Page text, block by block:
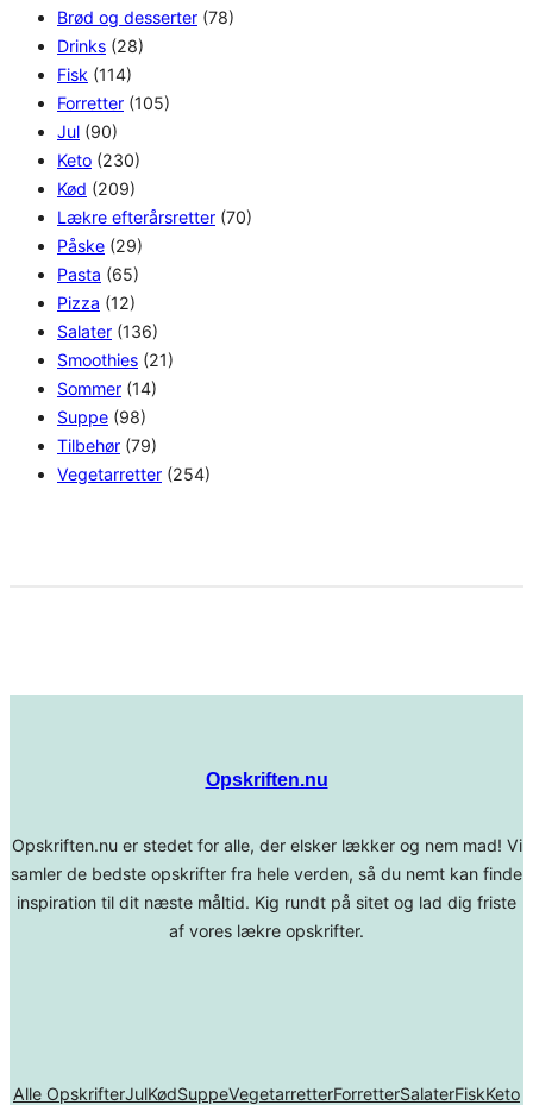
Brød og desserter (78)
Drinks (28)
Fisk (114)
Forretter (105)
Jul (90)
Keto (230)
Kød (209)
Lækre efterårsretter (70)
Påske (29)
Pasta (65)
Pizza (12)
Salater (136)
Smoothies (21)
Sommer (14)
Suppe (98)
Tilbehør (79)
Vegetarretter (254)
Opskriften.nu
Opskriften.nu er stedet for alle, der elsker lækker og nem mad! Vi
samler de bedste opskrifter fra hele verden, så du nemt kan finde
inspiration til dit næste måltid. Kig rundt på sitet og lad dig friste
af vores lækre opskrifter.
Alle OpskrifterJulKødSuppeVegetarretterForretterSalaterFiskKeto